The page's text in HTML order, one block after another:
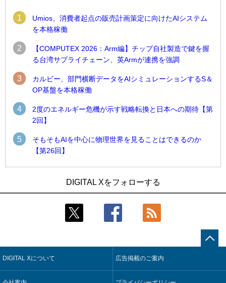
1
Umios、消費者起点の販売計画策定に向けたAIシステム
を本格稼働
2
【COMPUTEX 2026：Arm編】チップ自社製造で鍵を握
る台湾サプライチェーン、英Armが連携を強調
3
カルビー、部門横断データをAIシミュレーションするS＆
OP基盤を本格稼働
4
2度のエネルギー危機が示す戦略転換と日本への期待【第
2回】
5
そもそもAIを中心に物理世界を見ることはできるのか
【第26回】
管理基盤、LIGHTzが提供
コスモ石油、製油所の設備点検への四足歩行ロボット利用を
Umios、消費者起点の販売計画策定に向けたAIシステムを本格
稼働
CRAの要求を満たすSBOMは「ソフトウェアBOM」ではなく
合基盤を本格稼働
鹿島建設、鋼管柱へのコンクリート充填時の異常を検出する
AIを遠隔監視システムに実装
そもそも今の仕事はAIエージェントを求めているのか【第25
回】
製造業の現場の暗黙知を組織横断で活用するためのナレッジ
DIGITAL Xをフォローする
DIGITAL Xについて 広告掲載のご案内